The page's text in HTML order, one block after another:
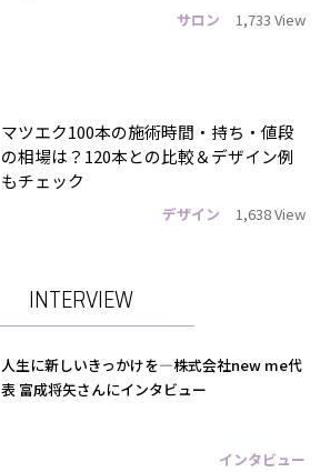
サロン 1,733 View
マツエク100本の施術時間・持ち・値段
の相場は？120本との比較＆デザイン例
もチェック
デザイン 1,638 View
INTERVIEW
人生に新しいきっかけを―株式会社new me代
表 富成将矢さんにインタビュー
インタビュー